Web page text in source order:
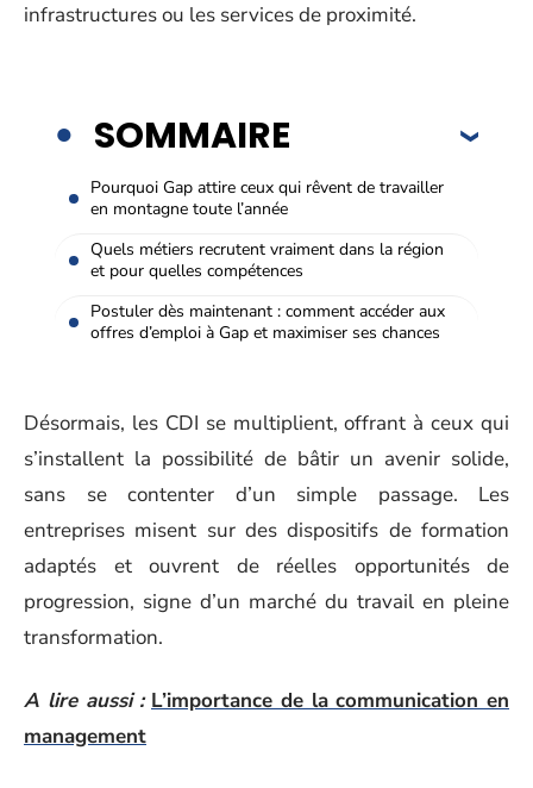
infrastructures ou les services de proximité.
SOMMAIRE
Pourquoi Gap attire ceux qui rêvent de travailler
en montagne toute l’année
Quels métiers recrutent vraiment dans la région
et pour quelles compétences
Postuler dès maintenant : comment accéder aux
offres d’emploi à Gap et maximiser ses chances
Désormais, les CDI se multiplient, offrant à ceux qui
s’installent la possibilité de bâtir un avenir solide,
sans se contenter d’un simple passage. Les
entreprises misent sur des dispositifs de formation
adaptés et ouvrent de réelles opportunités de
progression, signe d’un marché du travail en pleine
transformation.
A lire aussi : L’importance de la communication en
management